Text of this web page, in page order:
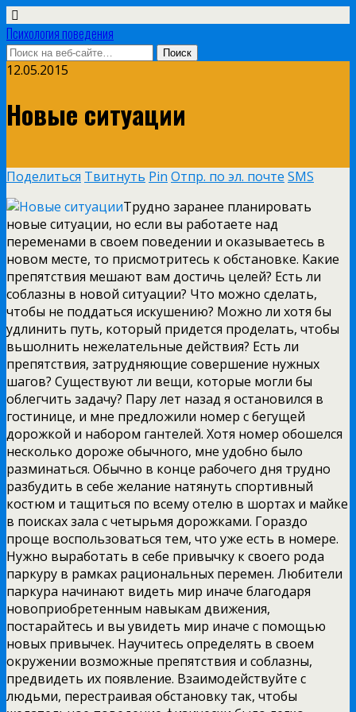
Психология поведения
12.05.2015
Новые ситуации
Поделиться Твитнуть Pin Отпр. по эл. почте SMS
Трудно заранее планировать
новые ситуации, но если вы работаете над
переменами в своем поведении и оказываетесь в
новом месте, то присмотритесь к обстановке. Какие
препятствия мешают вам достичь целей? Есть ли
соблазны в новой ситуации? Что можно сделать,
чтобы не поддаться искушению? Можно ли хотя бы
удлинить путь, который придется проделать, чтобы
вьшолнить нежелательные действия? Есть ли
препятствия, затрудняющие совершение нужных
шагов? Существуют ли вещи, которые могли бы
облегчить задачу? Пару лет назад я остановился в
гостинице, и мне предложили номер с бегущей
дорожкой и набором гантелей. Хотя номер обошелся
несколько дороже обычного, мне удобно было
разминаться. Обычно в конце рабочего дня трудно
разбудить в себе желание натянуть спортивный
костюм и тащиться по всему отелю в шортах и майке
в поисках зала с четырьмя дорожками. Гораздо
проще воспользоваться тем, что уже есть в номере.
Нужно выработать в себе привычку к своего рода
паркуру в рамках рациональных перемен. Любители
паркура начинают видеть мир иначе благодаря
новоприобретенным навыкам движения,
постарайтесь и вы увидеть мир иначе с помощью
новых привычек. Научитесь определять в своем
окружении возможные препятствия и соблазны,
предвидеть их появление. Взаимодействуйте с
людьми, перестраивая обстановку так, чтобы